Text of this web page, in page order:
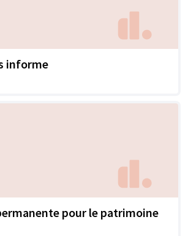
informe
pour le patrimoine